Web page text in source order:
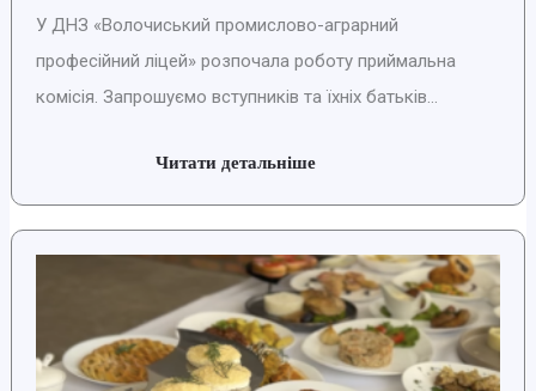
У ДНЗ «Волочиський промислово-аграрний
професійний ліцей» розпочала роботу приймальна
комісія. Запрошуємо вступників та їхніх батьків...
Читати детальніше